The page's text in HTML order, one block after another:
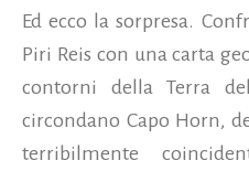
Ed ecco la sorpresa.
Piri Reis con una carta
contorni della Terra
circondano Capo Horn,
terribilmente